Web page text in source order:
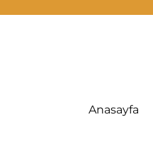
Anasayfa